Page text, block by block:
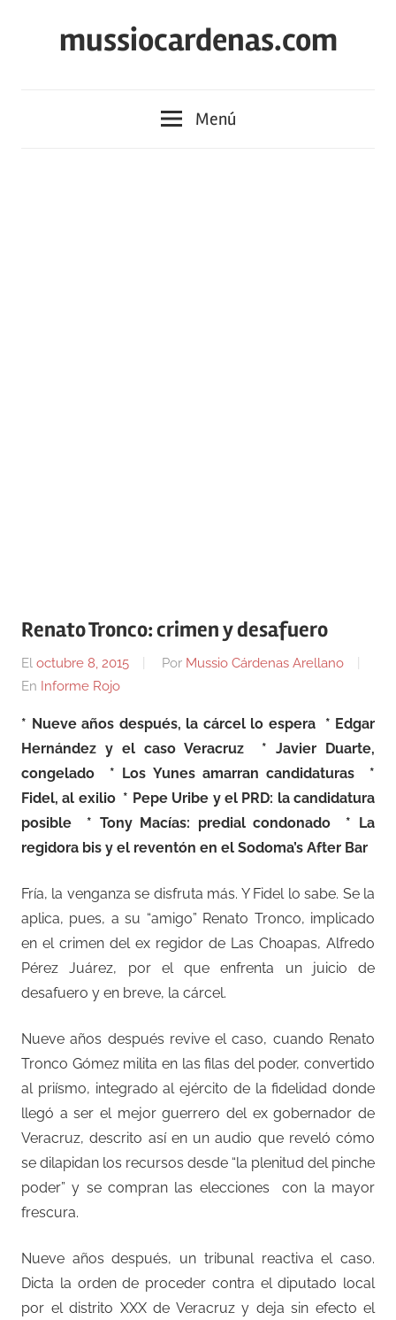
mussiocardenas.com
Menú
Renato Tronco: crimen y desafuero
El octubre 8, 2015 Por Mussio Cárdenas Arellano
En Informe Rojo
* Nueve años después, la cárcel lo espera
* Edgar
Hernández y el caso Veracruz
* Javier Duarte,
congelado
* Los Yunes amarran candidaturas
*
Fidel, al exilio * Pepe Uribe y el PRD: la candidatura
posible
* Tony Macías: predial condonado
* La
regidora bis y el reventón en el Sodoma’s After Bar
Fría, la venganza se disfruta más. Y Fidel lo sabe. Se la
aplica, pues, a su “amigo” Renato Tronco, implicado
en el crimen del ex regidor de Las Choapas, Alfredo
Pérez Juárez, por el que enfrenta un juicio de
desafuero y en breve, la cárcel.
Nueve años después revive el caso, cuando Renato
Tronco Gómez milita en las filas del poder, convertido
al priísmo, integrado al ejército de la fidelidad donde
llegó a ser el mejor guerrero del ex gobernador de
Veracruz, descrito así en un audio que reveló cómo
se dilapidan los recursos desde “la plenitud del pinche
poder” y se compran las elecciones
con la mayor
frescura.
Nueve años después, un tribunal reactiva el caso.
Dicta la orden de proceder contra el diputado local
por el distrito XXX de Veracruz y deja sin efecto el